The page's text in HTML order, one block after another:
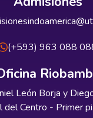
(+593) 963 088
León Borja y
del Centro - Primer